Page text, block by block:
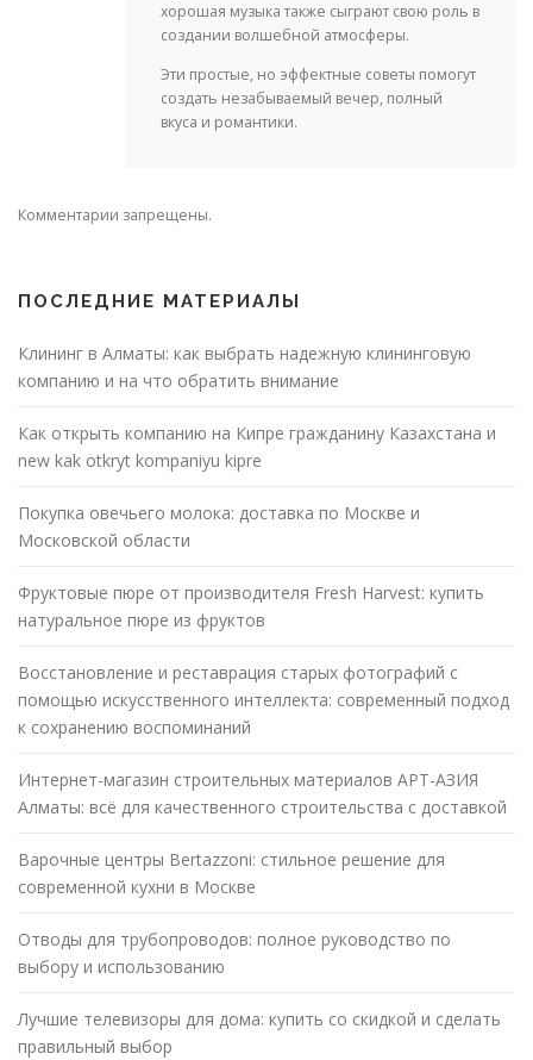
хорошая музыка также сыграют свою роль в
создании волшебной атмосферы.
Эти простые, но эффектные советы помогут
создать незабываемый вечер, полный
вкуса и романтики.
Комментарии запрещены.
ПОСЛЕДНИЕ МАТЕРИАЛЫ
Клининг в Алматы: как выбрать надежную клининговую
компанию и на что обратить внимание
Как открыть компанию на Кипре гражданину Казахстана и
new kak otkryt kompaniyu kipre
Покупка овечьего молока: доставка по Москве и
Московской области
Фруктовые пюре от производителя Fresh Harvest: купить
натуральное пюре из фруктов
Восстановление и реставрация старых фотографий с
помощью искусственного интеллекта: современный подход
к сохранению воспоминаний
Интернет-магазин строительных материалов АРТ-АЗИЯ
Алматы: всё для качественного строительства с доставкой
Варочные центры Bertazzoni: стильное решение для
современной кухни в Москве
Отводы для трубопроводов: полное руководство по
выбору и использованию
Лучшие телевизоры для дома: купить со скидкой и сделать
правильный выбор